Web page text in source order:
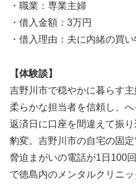
・職業：専業主婦
・借入金額：3万円
・借入理由：夫に内緒の買
【体験談】
吉野川市で穏やかに暮らす
柔らかな担当者を信頼し、
返済日に口座を間違えて振
豹変。吉野川市の自宅の固
脅迫まがいの電話が1日100
で徳島内のメンタルクリニ